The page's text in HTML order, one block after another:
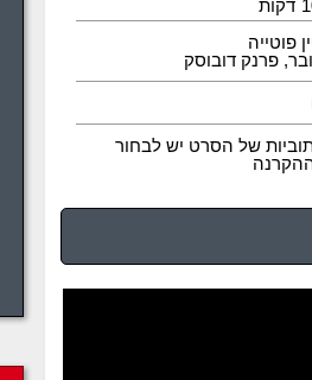
דקות
פוטייה
פרנק דובוסק
של הסרט יש לבחור